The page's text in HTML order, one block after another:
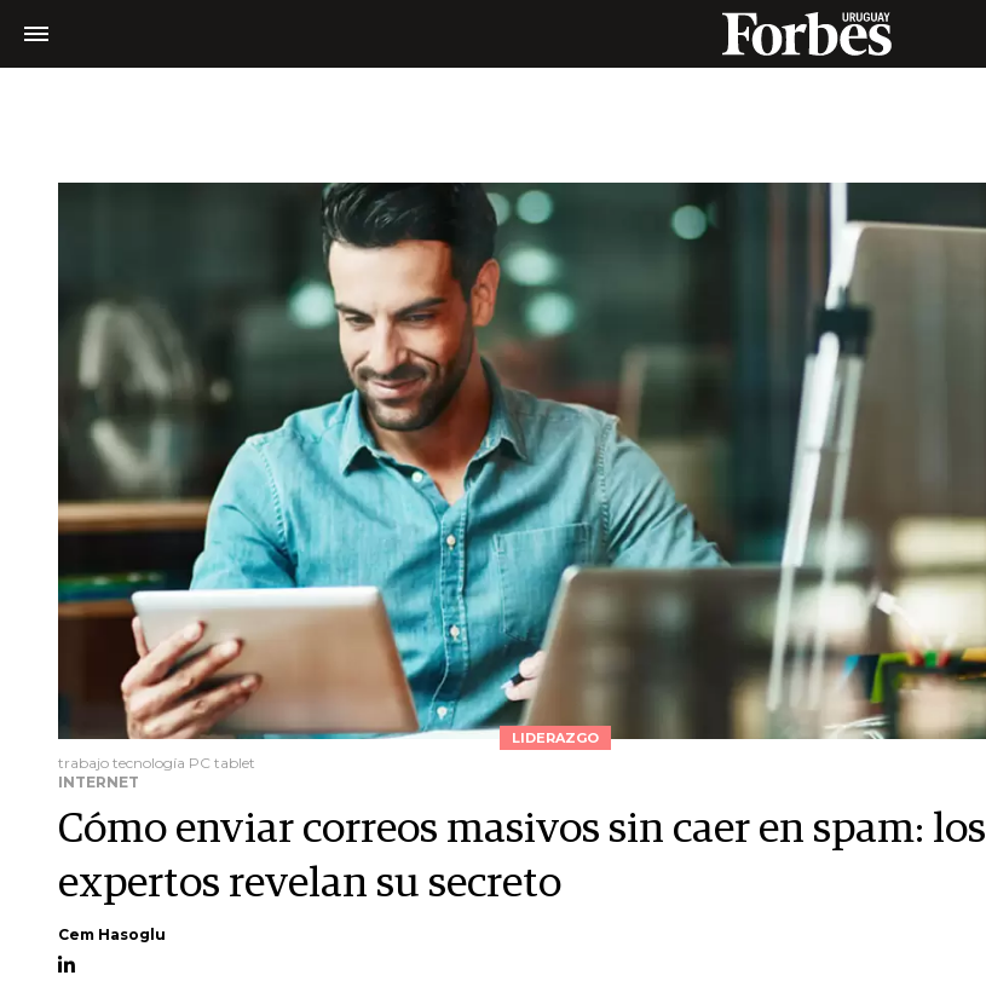
LIDERAZGO
trabajo tecnología PC tablet
INTERNET
Cómo enviar correos masivos sin caer en spam: los
expertos revelan su secreto
Cem Hasoglu